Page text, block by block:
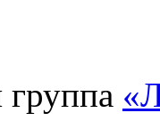
группа